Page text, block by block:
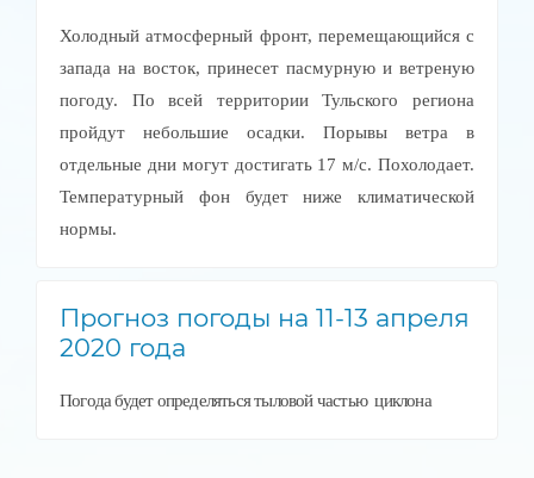
Холодный атмосферный фронт, перемещающийся с
запада на восток, принесет пасмурную и ветреную
погоду. По всей территории Тульского региона
пройдут небольшие осадки. Порывы ветра в
отдельные дни могут достигать 17 м/с. Похолодает.
Температурный фон будет ниже климатической
нормы.
Прогноз погоды на 11-13 апреля
2020 года
Погода будет определяться тыловой частью циклона